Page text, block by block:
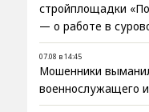
стройплощадки
— о работе в
07.08 в 14:45
Мошенники
военнослужащего